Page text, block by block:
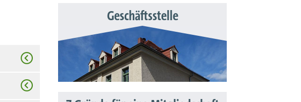
Geschäftsstelle